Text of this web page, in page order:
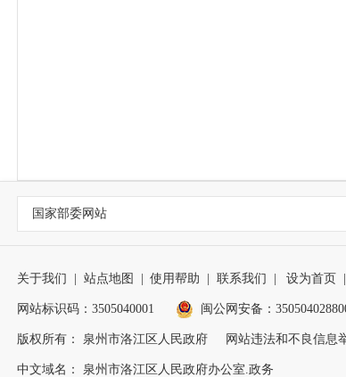
国家部委网站
关于我们 | 站点地图 | 使用帮助 | 联系我们 | 设为首页 |
网站标识码：3505040001 闽公网安备：
版权所有： 泉州市洛江区人民政府 网站违法和不良信息
中文域名： 泉州市洛江区人民政府办公室.政务